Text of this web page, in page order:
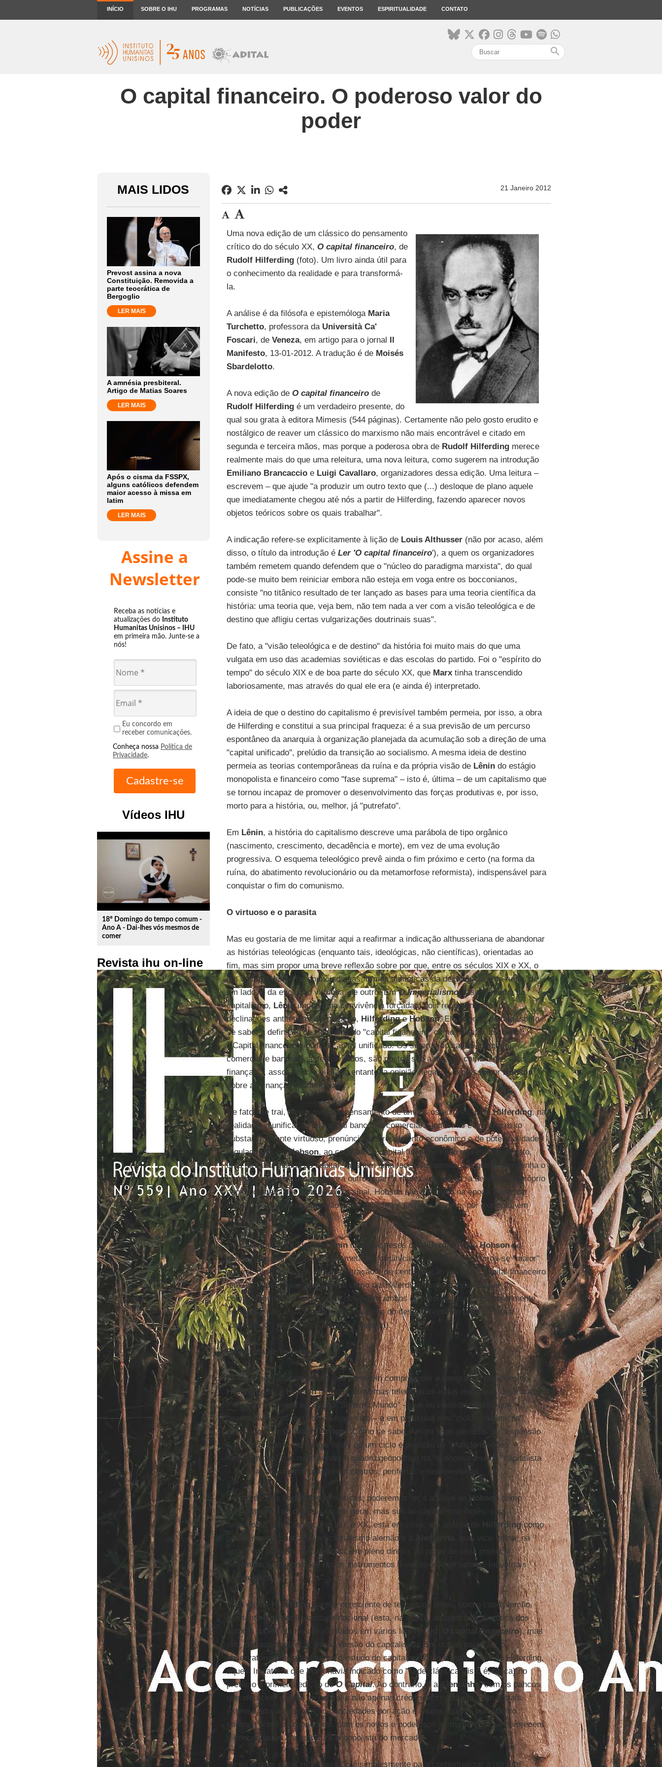
INÍCIO SOBRE O IHU PROGRAMAS NOTÍCIAS PUBLICAÇÕES EVENTOS ESPIRITUALIDADE CONTATO
search
O capital financeiro. O poderoso valor do
poder
MAIS LIDOS
Prevost assina a nova
Constituição. Removida a
parte teocrática de
Bergoglio
LER MAIS
A amnésia presbiteral.
Artigo de Matias Soares
LER MAIS
Após o cisma da FSSPX,
alguns católicos defendem
maior acesso à missa em
latim
LER MAIS
Assine a
Newsletter
Receba as notícias e
atualizações do Instituto
Humanitas Unisinos – IHU
em primeira mão. Junte-se a
nós!
Eu concordo em
receber comunicações.
Conheça nossa Política de
Privacidade.
Vídeos IHU
play_circle_outline
18º Domingo do tempo comum -
Ano A - Dai-lhes vós mesmos de
comer
Revista ihu on-line
21 Janeiro 2012
Uma nova edição de um clássico do pensamento
crítico do do século XX, O capital financeiro, de
Rudolf Hilferding (foto). Um livro ainda útil para
o conhecimento da realidade e para transformá-
la.
A análise é da filósofa e epistemóloga Maria
Turchetto, professora da Università Ca'
Foscari, de Veneza, em artigo para o jornal Il
Manifesto, 13-01-2012. A tradução é de Moisés
Sbardelotto.
A nova edição de O capital financeirode
Rudolf Hilferding é um verdadeiro presente, do
qual sou grata à editora Mimesis (544 páginas). Certamente não pelo gosto erudito e
nostálgico de reaver um clássico do marxismo não mais encontrável e citado em
segunda e terceira mãos, mas porque a poderosa obra de Rudolf Hilferdingmerece
realmente mais do que uma releitura, uma nova leitura, como sugerem na introdução
Emiliano Brancaccio e Luigi Cavallaro, organizadores dessa edição. Uma leitura –
escrevem – que ajude "a produzir um outro texto que (...) desloque de plano aquele
que imediatamente chegou até nós a partir de Hilferding, fazendo aparecer novos
objetos teóricos sobre os quais trabalhar".
A indicação refere-se explicitamente à lição de Louis Althusser (não por acaso, além
disso, o título da introdução é Ler 'O capital financeiro'), a quem os organizadores
também remetem quando defendem que o "núcleo do paradigma marxista", do qual
pode-se muito bem reiniciar embora não esteja em voga entre os bocconianos,
consiste "no titânico resultado de ter lançado as bases para uma teoria científica da
história: uma teoria que, veja bem, não tem nada a ver com a visão teleológica e de
destino que afligiu certas vulgarizações doutrinais suas".
De fato, a "visão teleológica e de destino" da história foi muito mais do que uma
vulgata em uso das academias soviéticas e das escolas do partido. Foi o "espírito do
tempo" do século XIX e de boa parte do século XX, que Marx tinha transcendido
laboriosamente, mas através do qual ele era (e ainda é) interpretado.
A ideia de que o destino do capitalismo é previsível também permeia, por isso, a obra
de Hilferding e constitui a sua principal fraqueza: é a sua previsão de um percurso
espontâneo da anarquia à organização planejada da acumulação sob a direção de uma
"capital unificado", prelúdio da transição ao socialismo. A mesma ideia de destino
permeia as teorias contemporâneas da ruína e da própria visão de Lênin do estágio
monopolista e financeiro como "fase suprema" – isto é, última – de um capitalismo que
se tornou incapaz de promover o desenvolvimento das forças produtivas e, por isso,
morto para a história, ou, melhor, já "putrefato".
Em Lênin, a história do capitalismo descreve uma parábola de tipo orgânico
(nascimento, crescimento, decadência e morte), em vez de uma evolução
progressiva. O esquema teleológico prevê ainda o fim próximo e certo (na forma da
ruína, do abatimento revolucionário ou da metamorfose reformista), indispensável para
conquistar o fim do comunismo.
O virtuoso e o parasita
Mas eu gostaria de me limitar aqui a reafirmar a indicação althusseriana de abandonar
as histórias teleológicas (enquanto tais, ideológicas, não científicas), orientadas ao
fim, mas sim propor uma breve reflexão sobre por que, entre os séculos XIX e XX, o
fim do capitalismo foi enunciado nas formas antitéticas da decadência e da ruína, de
um lado, e da evolução virtuosa, de outro. EmO Imperialismo, fase suprema do
capitalismo, Lêninimpõe uma convivência forçada a dois representantes das
declinações antitéticas em questão, HilferdingeHobson. Ele retoma, de fato, como
se sabe, a definição de Hilferding do "capital financeiro" como "capital unificado"
("Capital financeiro significa capital unificado. Os setores do capital industrial,
comercial e bancário, antes divididos, são postos sob a direção comum das altas
finanças"), associando a eles, no entanto, a opinião negativo expressa porHobson
sobre as finanças "parasitárias".
De fato, ele trai, desse modo, o pensamento de ambos os autores: paraHilferding, na
realidade, a unificação do capital bancário, comercial e industrial é um processo
substancialmente virtuoso, prenúncio de crescimento econômico e de potencialidades
reguladoras; emHobson, ao contrário, o capital financeiro não representa, de fato,
uma forma unificada do capital, mas sim uma face degenerada sua que desempenha o
papel perverso de deslocar para outro lugar "a riqueza da nação" a despeito do próprio
capital comercial e produtivo (por sinal, Hobson não é o único na época a teorizar
sobre uma forte contraposição entre indústria e finanças: penso, por exemplo, em
Thoestein Veblen).
A convivência forçada queLêninimpõe às teses de Hilferdinge deHobsonse
baseia, mais uma vez, em uma metáfora orgânica: o capital cresce (torna-se "maior"
através dos processos de concentração e de centralização em que o capital financeiro
tem um papel-chave, justamente como diz Hilferding), se expande (invade
completamente o mundo, como defendem ambos os autores), mas inexoravelmente
envelhece (decai da sua função propulsora do desenvolvimento para se tornar
"parasitário", exatamente como diz Hobson).
Em busca de hegemonia
Existem hoje interpretações que permitem compreender e integrar as posições de
Hilferding
Hobsonfora dos esquemas teleológicos e das metáforas orgânicas.
Penso na chamada escola do "Sistema Mundo" – que eu considero como um
desenvolvimento fecundo do marxismo – e em particular nos "ciclos sistêmicos",
delineados por
Giovanni Arrighi . Como se sabe, Arrighi lê os períodos de "expansão
financeira" como momentos finais de um ciclo e prelúdio de "transformações
hegemônicas" que redesenham o quadro geopolítico da "economia-mundo" capitalista
– ou seja, a sua estruturação em centros, periferias e semiperiferias.
Dentro dessas coordenadas teóricas, poderemos ler a análise de Hobson como
pertinente não ao capitalismo em geral, mas sim ao capitalismo inglês, cuja
hegemonia, entre os séculos XIX e XX, está em crise; e a análise de
Hilferdingcomo
pertinente, ao contrário, ao capitalismo alemão e à
, que, vice-versa, na
época em questão, se candidata, em pleno direito, ao papel de nova potência
hegemônica, dispondo de novos instrumentos financeiros e de setores industriais
estratégicos.
Com efeito, Hilferdingparece consciente de ter sob os olhos, com o caso alemão,
não tanto uma particularidade nacional (esta, na época, ao contrário, é a ótica dos
autores da escola histórica, citados em vários lugares em
O capital financeiro), mas
sim, por assim dizer, a última versão do capitalismo. Em outras palavras, o
observatório privilegiado para o estudo do capitalismo não é mais, segundo Hilferding,
aquela Inglaterra que Marx havia indicado como "sede clássica" (isto é, típica) no
prefácio à primeira edição deO Capital. Ao contrário, é a Alemanha , com os bancos
que oferecem crédito de capital e não apenas crédito de circulação, com a mais
extensa adoção da forma de sociedades por ação e o consequente primado do
controle sobre a propriedade, com os novos e poderosos instrumentos que favorecem
a concentração e a estrutura oligopolista do mercado.
Se eu propus estas reflexões não é simplesmente para contextualizar a obra de